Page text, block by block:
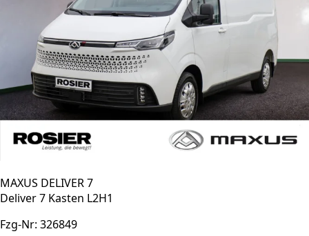
MAXUS DELIVER 7
Deliver 7 Kasten L2H1
Fzg-Nr: 326849